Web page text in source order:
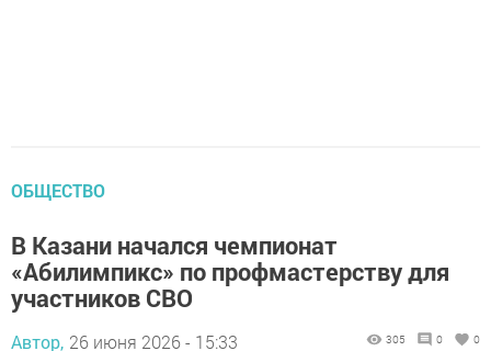
ОБЩЕСТВО
В Казани начался чемпионат
«Абилимпикс» по профмастерству для
участников СВО
Автор, 26 июня 2026 - 15:33 305 0 0